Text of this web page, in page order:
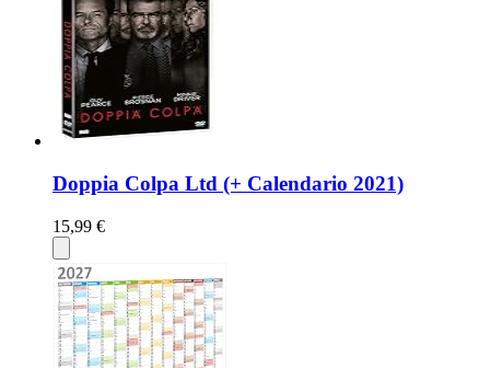
Doppia Colpa Ltd (+ Calendario 2021)
15,99 €